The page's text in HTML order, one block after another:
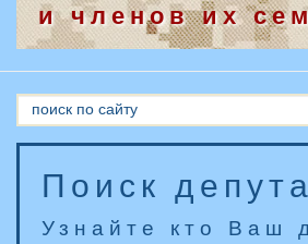
и членов их
Поиск
Узнайте кто Ваш